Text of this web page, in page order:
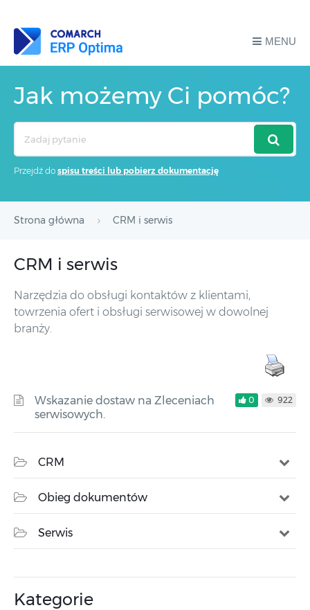
MENU
Jak możemy Ci pomóc?
Przejdź do spisu treści lub pobierz dokumentację
Strona główna CRM i serwis
CRM i serwis
Narzędzia do obsługi kontaktów z klientami,
towrzenia ofert i obsługi serwisowej w dowolnej
branży.
Wskazanie dostaw na Zleceniach
serwisowych.
0 922
CRM
Obieg dokumentów
Serwis
Kategorie